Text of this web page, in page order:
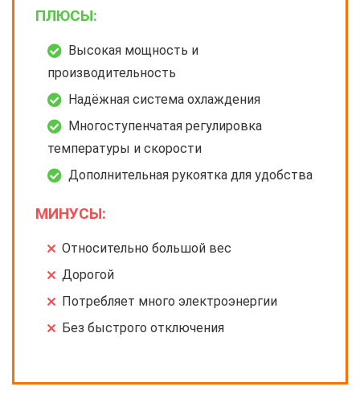
ПЛЮСЫ:
Высокая мощность и
производительность
Надёжная система охлаждения
Многоступенчатая регулировка
температуры и скорости
Дополнительная рукоятка для удобства
МИНУСЫ:
Относительно большой вес
Дорогой
Потребляет много электроэнергии
Без быстрого отключения